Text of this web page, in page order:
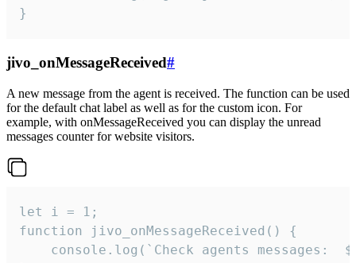
}
jivo_onMessageReceived#
A new message from the agent is received. The function can be used
for the default chat label as well as for the custom icon. For
example, with onMessageReceived you can display the unread
messages counter for website visitors.
let i = 1;
function jivo_onMessageReceived() {